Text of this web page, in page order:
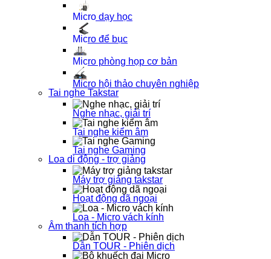
Micro dạy học
Micro để bục
Micro phòng họp cơ bản
Micro hội thảo chuyên nghiệp
Tai nghe Takstar
Nghe nhạc, giải trí
Tai nghe kiểm âm
Tai nghe Gaming
Loa di động - trợ giảng
Máy trợ giảng takstar
Hoạt động dã ngoại
Loa - Micro vách kính
Âm thanh tích hợp
Dẫn TOUR - Phiên dịch